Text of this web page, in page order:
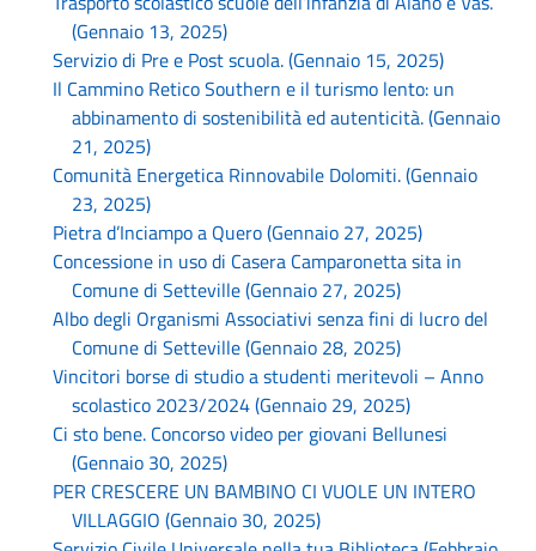
(Gennaio 13, 2025)
Servizio di Pre e Post scuola. (Gennaio 15, 2025)
Il Cammino Retico Southern e il turismo lento: un
abbinamento di sostenibilità ed autenticità. (Gennaio
21, 2025)
Comunità Energetica Rinnovabile Dolomiti. (Gennaio
23, 2025)
Pietra d’Inciampo a Quero (Gennaio 27, 2025)
Concessione in uso di Casera Camparonetta sita in
Comune di Setteville (Gennaio 27, 2025)
Albo degli Organismi Associativi senza fini di lucro del
Comune di Setteville (Gennaio 28, 2025)
Vincitori borse di studio a studenti meritevoli – Anno
scolastico 2023/2024 (Gennaio 29, 2025)
Ci sto bene. Concorso video per giovani Bellunesi
(Gennaio 30, 2025)
PER CRESCERE UN BAMBINO CI VUOLE UN INTERO
VILLAGGIO (Gennaio 30, 2025)